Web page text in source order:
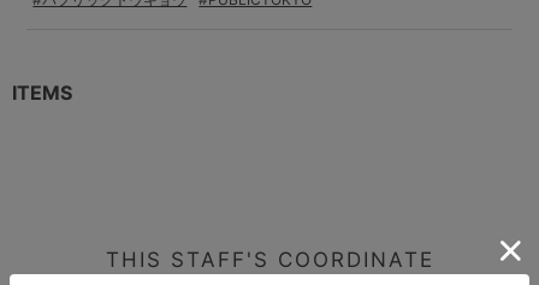
ITEMS
THIS STAFF'S COORDINATE